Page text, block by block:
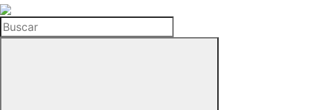
La
Hemeroteca
del
Buscar